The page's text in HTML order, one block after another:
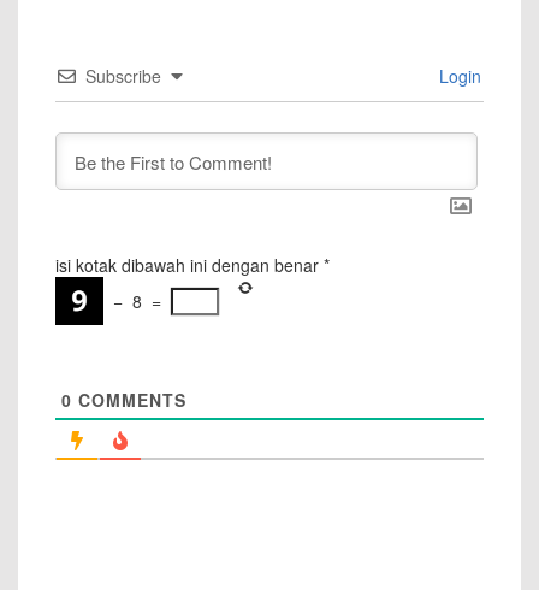
Subscribe Login
isi kotak dibawah ini dengan benar *
− 8 =
0 COMMENTS